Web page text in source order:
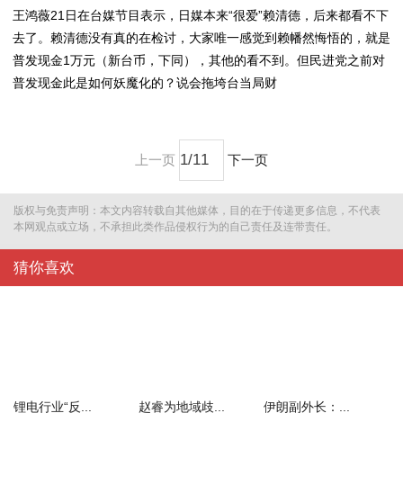
王鸿薇21日在台媒节目表示，日媒本来“很爱”赖清德，后来都看不下
去了。赖清德没有真的在检讨，大家唯一感觉到赖幡然悔悟的，就是
普发现金1万元（新台币，下同），其他的看不到。但民进党之前对
普发现金此是如何妖魔化的？说会拖垮台当局财
上一页 下一页
版权与免责声明：本文内容转载自其他媒体，目的在于传递更多信息，不代表
本网观点或立场，不承担此类作品侵权行为的自己责任及连带责任。
猜你喜欢
锂电行业“反... 赵睿为地域歧... 伊朗副外长：...